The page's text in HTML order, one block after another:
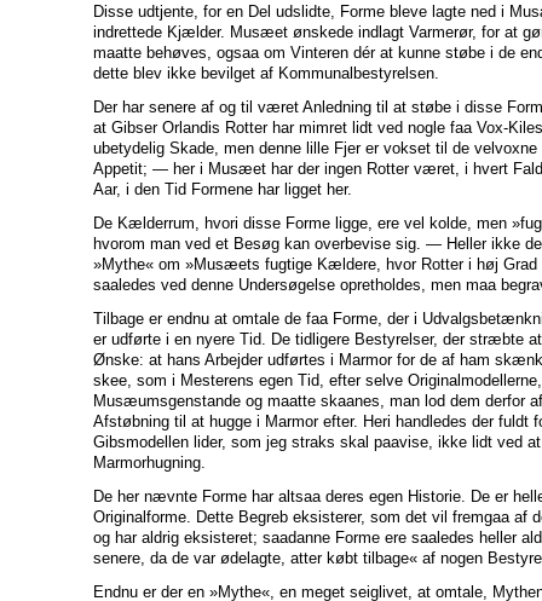
Disse udtjente, for en Del udslidte, Forme bleve lagte ned i
indrettede Kjælder. Musæet ønskede indlagt Varmerør, for at
maatte behøves, ogsaa om Vinteren dér at kunne støbe i de
dette blev ikke bevilget af Kommunalbestyrelsen.
Der har senere af og til været Anledning til at støbe i disse
at Gibser Orlandis Rotter har mimret lidt ved nogle faa Vox-
ubetydelig Skade, men denne lille Fjer er vokset til de
Appetit; — her i Musæet har der ingen Rotter været, i hvert
Aar, i den Tid Formene har ligget her.
De Kælderrum, hvori disse Forme ligge, ere vel kolde, men
hvorom man ved et Besøg kan overbevise sig. — Heller ikke
»Mythe« om »Musæets fugtige Kældere, hvor Rotter i høj Grad
saaledes ved denne Undersøgelse opretholdes, men maa
Tilbage er endnu at omtale de faa Forme, der i
er udførte i en nyere Tid. De tidligere Bestyrelser, der stræbte
Ønske: at hans Arbejder udførtes i Marmor for de af ham
skee, som i Mesterens egen Tid, efter selve
Musæumsgenstande og maatte skaanes, man lod dem derfor
Afstøbning til at hugge i Marmor efter. Heri handledes der fuldt
Gibsmodellen lider, som jeg straks skal paavise, ikke lidt ved
Marmorhugning.
De her nævnte Forme har altsaa deres egen Historie. De er
Originalforme. Dette Begreb eksisterer, som det vil fremgaa af
og har aldrig eksisteret; saadanne Forme ere saaledes heller
senere, da de var ødelagte, atter købt tilbage« af nogen
Endnu er der en »Mythe«, en meget seiglivet, at omtale,